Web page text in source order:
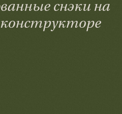
снэки на